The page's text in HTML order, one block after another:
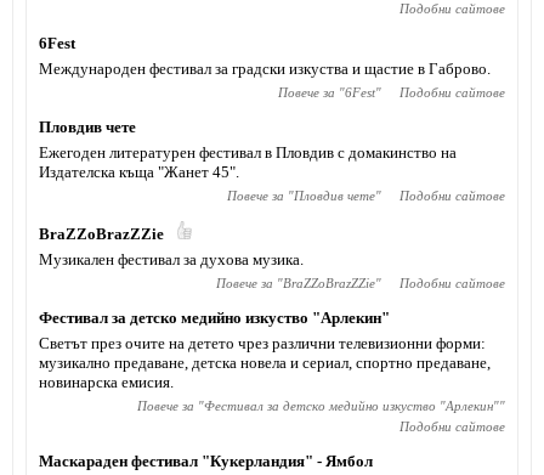
Подобни сайтове
6Fest
Международен фестивал за градски изкуства и щастие в Габрово.
Повече за "6Fest" Подобни сайтове
Пловдив чете
Ежегоден литературен фестивал в Пловдив с домакинство на
Издателска къща "Жанет 45".
Повече за "Пловдив чете" Подобни сайтове
BraZZoBrazZZie
Музикален фестивал за духова музика.
Повече за "BraZZoBrazZZie" Подобни сайтове
Фестивал за детско медийно изкуство "Арлекин"
Светът през очите на детето чрез различни телевизионни форми:
музикално предаване, детска новела и сериал, спортно предаване,
новинарска емисия.
Повече за "Фестивал за детско медийно изкуство "Арлекин""
Подобни сайтове
Маскараден фестивал "Кукерландия" - Ямбол